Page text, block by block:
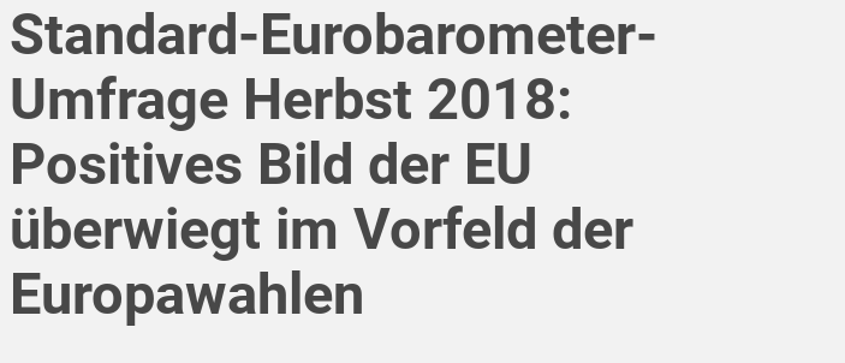
Standard-Eurobarometer-
Umfrage Herbst 2018:
Positives Bild der EU
überwiegt im Vorfeld der
Europawahlen